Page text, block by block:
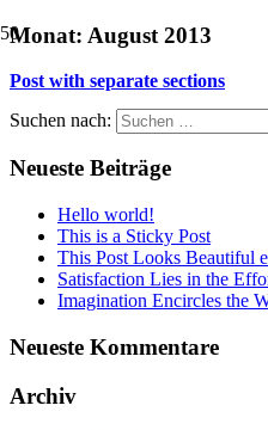
Monat: August 2013
Post with separate sections
Suchen nach:
Neueste Beiträge
Hello world!
This is a Sticky Post
This Post Looks Beautiful
Satisfaction Lies in the
Imagination Encircles the
Neueste Kommentare
Archiv